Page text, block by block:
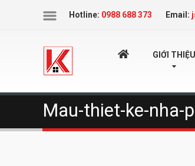
IconHotline: 0988 688 373 Email:
TRANGGIỚI THIỆU
Mau-thiet-ke-nha-